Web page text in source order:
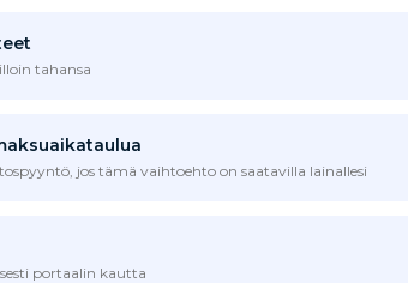
tahansa
jos tämä vaihtoehto on saatavilla lainallesi
portaalin kautta